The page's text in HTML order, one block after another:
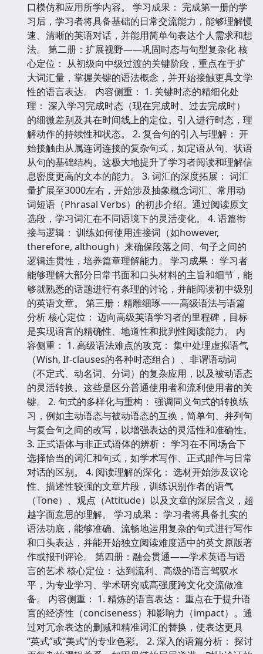
口模仿和应用所学内容。 学习成果： 完成第一册的学
习后，学习者将具备基础的日常交流能力，能够理解慢
速、清晰的英语对话，并能用简单句表达个人需求和想
法。 第二册：扩展视野——巩固时态与句型复杂化 核
心定位： 从初级向中级过渡的关键阶段，重点在于扩
大词汇量，掌握关键的语法概念，并开始接触更具文学
性的语言表达。 内容侧重： 1. 关键时态的精细化处
理： 深入学习完成时态（现在完成时、过去完成时）
的细微差别及其在时间线上的定位。引入进行时态，理
解动作的持续性和状态。 2. 复合句的引入与理解： 开
始接触由从属连词连接的复杂句式，如定语从句、状语
从句的基础结构。这极大地提升了学习者阅读和理解信
息密度更高的文本的能力。 3. 词汇的深度拓展： 词汇
量扩展至3000左右，开始涉及抽象概念词汇、常用动
词短语（Phrasal Verbs）的初步介绍。通过阅读原文
选段，学习词汇在不同语境下的灵活变化。 4. 语篇衔
接与逻辑： 训练如何使用连接词（如however,
therefore, although）来确保段落之间、句子之间的
逻辑连贯性，培养篇章理解能力。 学习成果： 学习者
能够理解大部分日常书面和口头材料的主旨和细节，能
够就熟悉的话题进行有条理的讨论，并能阅读初中级别
的英语文章。 第三册：精雕细琢——高级语法与语篇
分析 核心定位： 迈向高级英语学习者的里程碑，目标
是实现语言的精确性、地道性和批判性阅读能力。 内
容侧重： 1. 高级语法难点的攻克： 集中处理虚拟语气
（Wish, If-clauses的各种时态组合）、非谓语动词
（不定式、动名词、分词）的复杂应用，以及被动语态
的灵活转换。这些是区分普通使用者和流利使用者的关
键。 2. 句式的多样化与重构： 强调同义句式的转换练
习，例如主动语态与被动语态的互换，简单句、并列句
与复合句之间的改写，以增强表达的灵活性和准确性。
3. 正式语体与非正式语体的辨析： 学习在不同场合下
选择恰当的词汇和句式，如学术写作、正式邮件与日常
对话的区别。 4. 阅读理解的深化： 选材开始涉及议论
性、描述性较强的文章片段，训练识别作者的语气
（Tone）、观点（Attitude）以及文章的深层含义，超
越字面意思的理解。 学习成果： 学习者将具备扎实的
语法功底，能够准确、流畅地运用复杂的句式进行写作
和口头表达，并能开始独立阅读难度适中的英文原版著
作或报刊评论。 第四册：融会贯通——学术英语与语
言的艺术 核心定位： 达到流利、高级的语言驾驭水
平，为专业学习、学术研究或高强度跨文化交流做准
备。 内容侧重： 1. 精炼的语言表达： 重点在于提升语
言的经济性（conciseness）和影响力（impact）。通
过对冗余表达的删减和精准词汇的替换，使表达更具
“英式”或“美式”的专业色彩。 2. 深入的语篇分析： 探讨